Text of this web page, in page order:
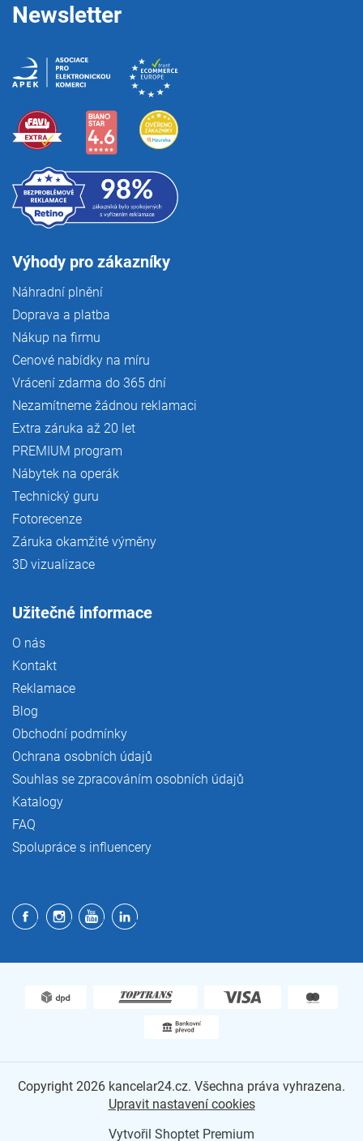
Newsletter
Výhody pro zákazníky
Náhradní plnění
Doprava a platba
Nákup na firmu
Cenové nabídky na míru
Vrácení zdarma do 365 dní
Nezamítneme žádnou reklamaci
Extra záruka až 20 let
PREMIUM program
Nábytek na operák
Technický guru
Fotorecenze
Záruka okamžité výměny
3D vizualizace
Užitečné informace
O nás
Kontakt
Reklamace
Blog
Obchodní podmínky
Ochrana osobních údajů
Souhlas se zpracováním osobních údajů
Katalogy
FAQ
Spolupráce s influencery
Vytvořil Shoptet Premium
Copyright 2026 kancelar24.cz. Všechna práva vyhrazena.
Upravit nastavení cookies